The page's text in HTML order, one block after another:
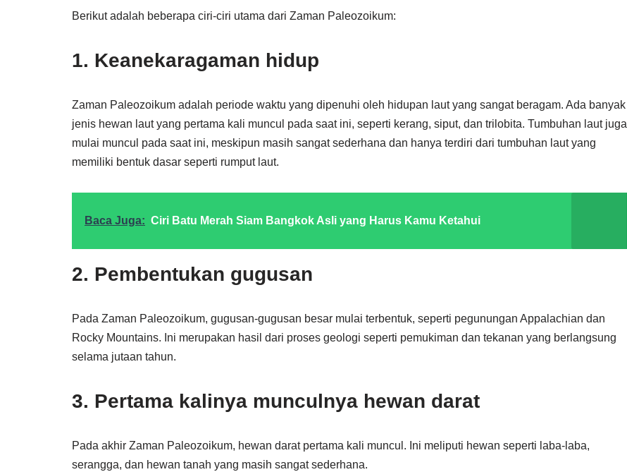
Berikut adalah beberapa ciri-ciri utama dari Zaman Paleozoikum:
1. Keanekaragaman hidup
Zaman Paleozoikum adalah periode waktu yang dipenuhi oleh hidupan laut yang sangat beragam. Ada banyak
jenis hewan laut yang pertama kali muncul pada saat ini, seperti kerang, siput, dan trilobita. Tumbuhan laut juga
mulai muncul pada saat ini, meskipun masih sangat sederhana dan hanya terdiri dari tumbuhan laut yang
memiliki bentuk dasar seperti rumput laut.
Baca Juga: Ciri Batu Merah Siam Bangkok Asli yang Harus Kamu Ketahui
2. Pembentukan gugusan
Pada Zaman Paleozoikum, gugusan-gugusan besar mulai terbentuk, seperti pegunungan Appalachian dan
Rocky Mountains. Ini merupakan hasil dari proses geologi seperti pemukiman dan tekanan yang berlangsung
selama jutaan tahun.
3. Pertama kalinya munculnya hewan darat
Pada akhir Zaman Paleozoikum, hewan darat pertama kali muncul. Ini meliputi hewan seperti laba-laba,
serangga, dan hewan tanah yang masih sangat sederhana.